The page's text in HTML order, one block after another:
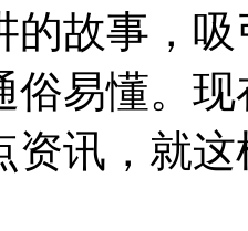
的故事，
俗易懂。
资讯，就